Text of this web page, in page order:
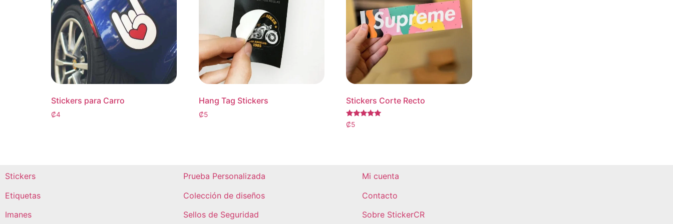
Stickers para Carro
₡4
Hang Tag Stickers
₡5
Stickers Corte Recto
Valorado
con
₡5
Stickers
Etiquetas
Imanes
Prueba Personalizada
Colección de diseños
Sellos de Seguridad
Mi cuenta
Contacto
Sobre StickerCR